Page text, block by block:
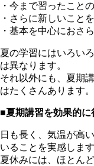
・今まで習ったこと
・さらに新しいこと
・基本を中心におさ
夏の学習にはいろい
は異なります。
それ以外にも、夏期
はたくさんあります。
■夏期講習を効果的
日も長く、気温が高
いることを実感します
夏休みには、ほとん